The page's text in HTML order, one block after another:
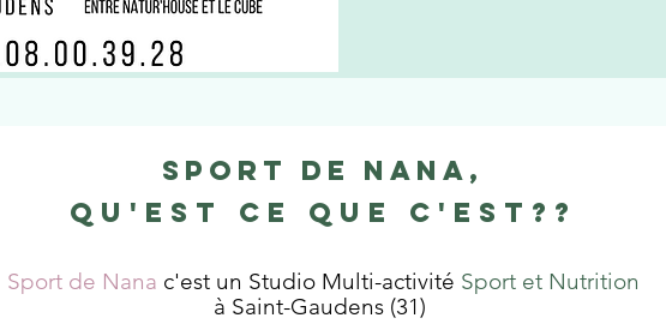
Sport de Nana,
qu'est ce que c'est??
Sport de Nana c'est un Studio Multi-activité Sport et Nutrition
à Saint-Gaudens (31)